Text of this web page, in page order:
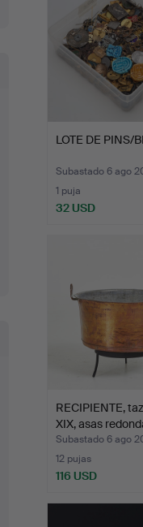
LOTE DE PINS/
Subastado 6 ago
1 puja
32 USD
RECIPIENTE,
XIX, asas
Subastado 6 ago
12 pujas
116 USD